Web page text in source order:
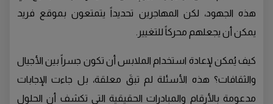
هذه الجهود، لكن المهاجرين تحديداً يتمتعون بموقع فريد
يمكن أن يجعلهم محركاً للتغيير.
كيف يُمكن لإعادة استخدام الملابس أن تكون جسراً بين الأجيال
والثقافات؟ هذه الأسئلة لم تبقَ معلقة، بل جاءت الإجابات
مدعومة بالأرقام والمبادرات الحقيقية التي تكشف أن الحلول